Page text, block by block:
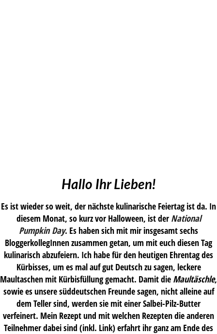
Hallo Ihr Lieben!
Es ist wieder so weit, der nächste kulinarische Feiertag ist da. In
diesem Monat, so kurz vor Halloween, ist der National
Pumpkin Day. Es haben sich mit mir insgesamt sechs
BloggerkollegInnen zusammen getan, um mit euch diesen Tag
kulinarisch abzufeiern. Ich habe für den heutigen Ehrentag des
Kürbisses, um es mal auf gut Deutsch zu sagen, leckere
Maultaschen mit Kürbisfüllung gemacht. Damit die Maultäschle,
sowie es unsere süddeutschen Freunde sagen, nicht alleine auf
dem Teller sind, werden sie mit einer Salbei-Pilz-Butter
verfeinert. Mein Rezept und mit welchen Rezepten die anderen
Teilnehmer dabei sind (inkl. Link) erfahrt ihr ganz am Ende des